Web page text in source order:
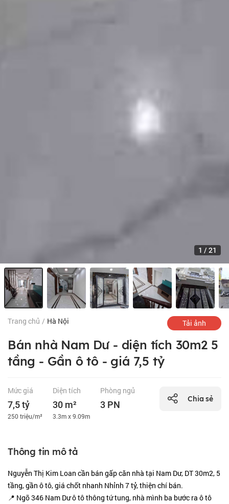
1 / 21
Trang chủ / Hà Nội Tải ảnh
Bán nhà Nam Dư - diện tích 30m2 5
tầng - Gần ô tô - giá 7,5 tỷ
Mức giá
7,5 tỷ
250 triệu/m²
Diện tích
30 m²
3.3m x 9.09m
Phòng ngủ
3 PN
Chia sẻ
Thông tin mô tả
Nguyễn Thị Kim Loan cần bán gấp căn nhà tại Nam Dư, DT 30m2, 5
tầng, gần ô tô, giá chốt nhanh Nhỉnh 7 tỷ, thiện chí bán.
📍 Ngõ 346 Nam Dư ô tô thông tứ tung, nhà mình ba bước ra ô tô